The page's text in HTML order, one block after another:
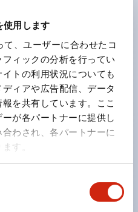
使用します
、ユーザーに合わせたコ
ィックの分析を行ってい
トの利用状況についても
ィアや広告配信、データ
を共有しています。ここ
が各パートナーに提供し
わされ、各パートナーに
す。
ンスイッチと表示灯の3つ
応する各種電圧を完備。
（LSRD球）。これまで色
、1色のLED球で各色を表
に対応。表示灯（角平形）
点灯時のランプ色の識別が
危険時や緊急事態時の色表